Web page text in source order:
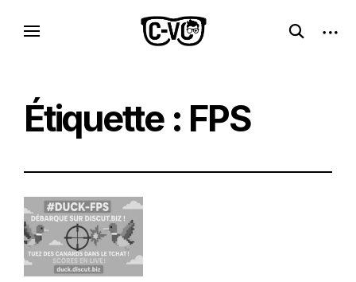
C-VC – Internet Libre, Logiciels & Culture
Geek
Logiciels libres, esprit geek
open
search
open
Étiquette : FPS